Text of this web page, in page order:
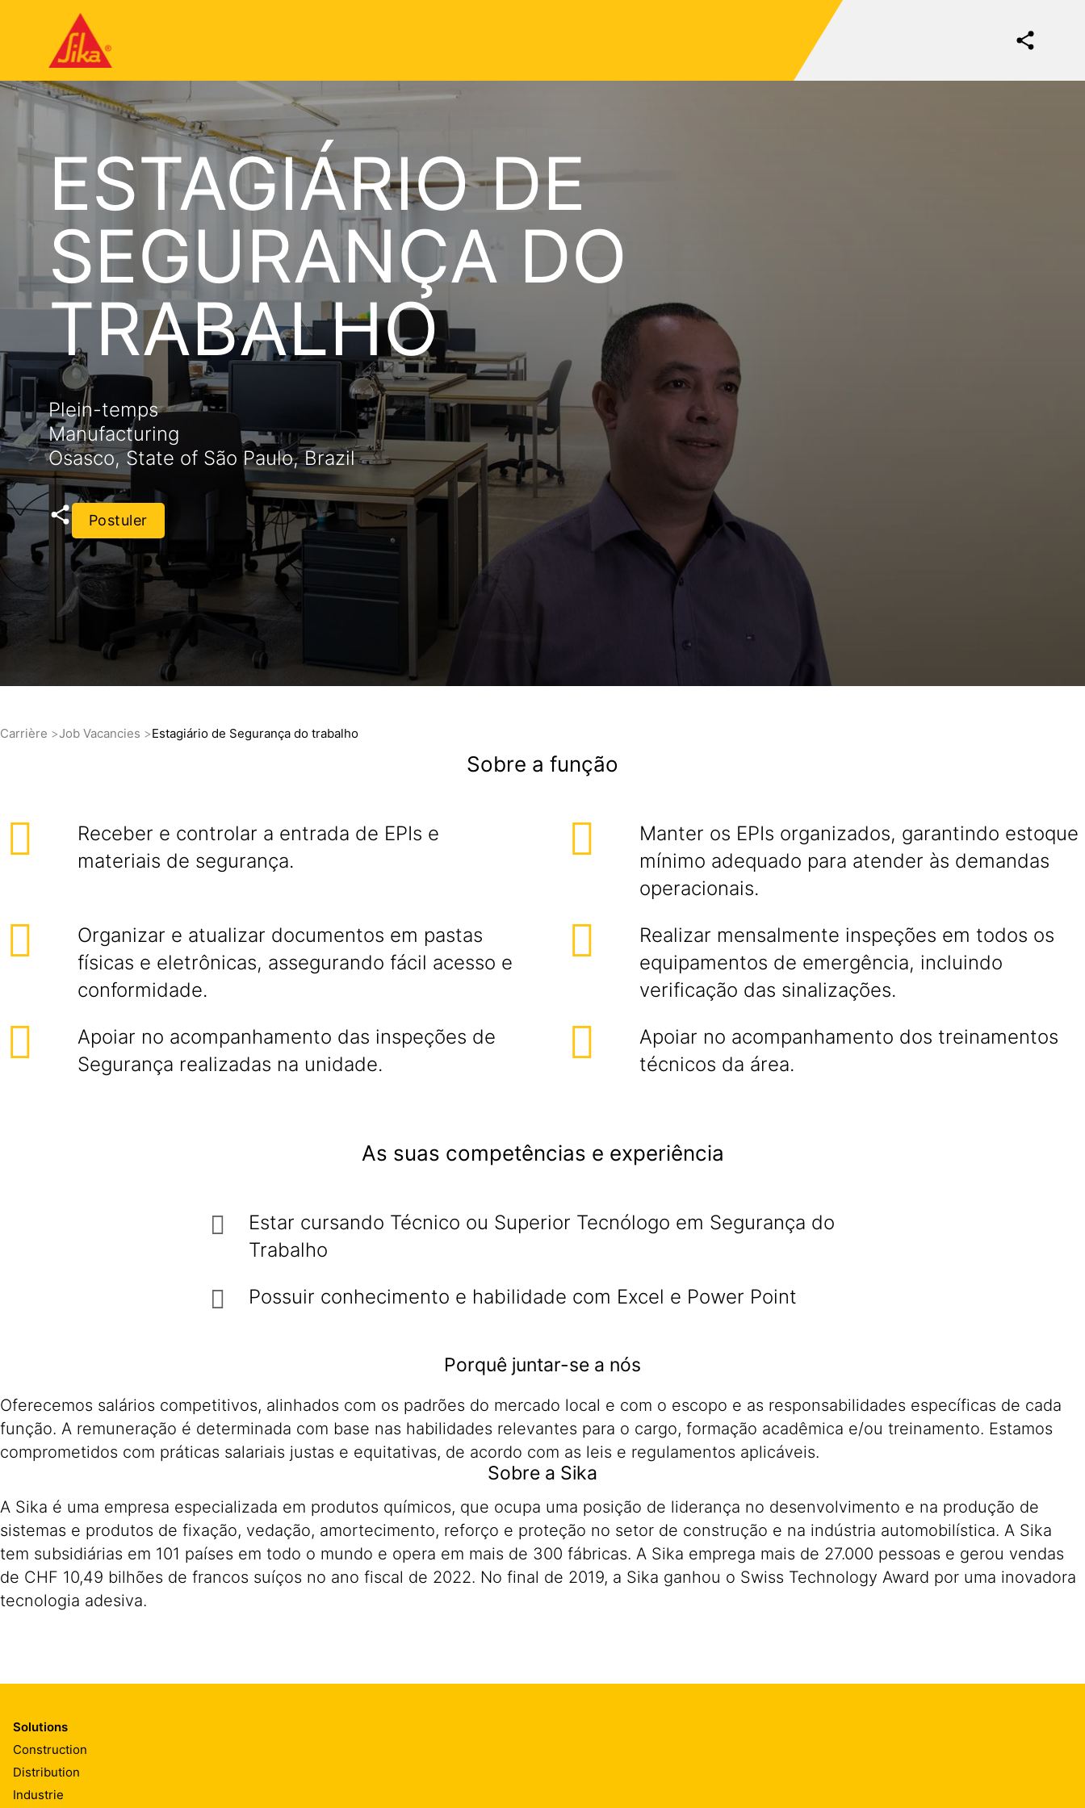
ESTAGIÁRIO DE
SEGURANÇA DO
TRABALHO
Plein-temps
Manufacturing
Osasco, State of São Paulo, Brazil
Postuler
Carrière Job Vacancies Estagiário de Segurança do trabalho
Sobre a função
Receber e controlar a entrada de EPIs e
materiais de segurança.
Manter os EPIs organizados, garantindo estoque
mínimo adequado para atender às demandas
operacionais.
Organizar e atualizar documentos em pastas
físicas e eletrônicas, assegurando fácil acesso e
conformidade.
Realizar mensalmente inspeções em todos os
equipamentos de emergência, incluindo
verificação das sinalizações.
Apoiar no acompanhamento das inspeções de
Segurança realizadas na unidade.
Apoiar no acompanhamento dos treinamentos
técnicos da área.
As suas competências e experiência
Estar cursando Técnico ou Superior Tecnólogo em Segurança do
Trabalho
Possuir conhecimento e habilidade com Excel e Power Point
Porquê juntar-se a nós
Oferecemos salários competitivos, alinhados com os padrões do mercado local e com o escopo e as responsabilidades específicas de cada
função. A remuneração é determinada com base nas habilidades relevantes para o cargo, formação acadêmica e/ou treinamento. Estamos
comprometidos com práticas salariais justas e equitativas, de acordo com as leis e regulamentos aplicáveis.
Sobre a Sika
A Sika é uma empresa especializada em produtos químicos, que ocupa uma posição de liderança no desenvolvimento e na produção de
sistemas e produtos de fixação, vedação, amortecimento, reforço e proteção no setor de construção e na indústria automobilística. A Sika
tem subsidiárias em 101 países em todo o mundo e opera em mais de 300 fábricas. A Sika emprega mais de 27.000 pessoas e gerou vendas
de CHF 10,49 bilhões de francos suíços no ano fiscal de 2022. No final de 2019, a Sika ganhou o Swiss Technology Award por uma inovadora
tecnologia adesiva.
Solutions
Construction
Distribution
Industrie